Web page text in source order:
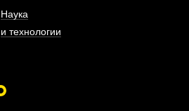
Наука
и технологии